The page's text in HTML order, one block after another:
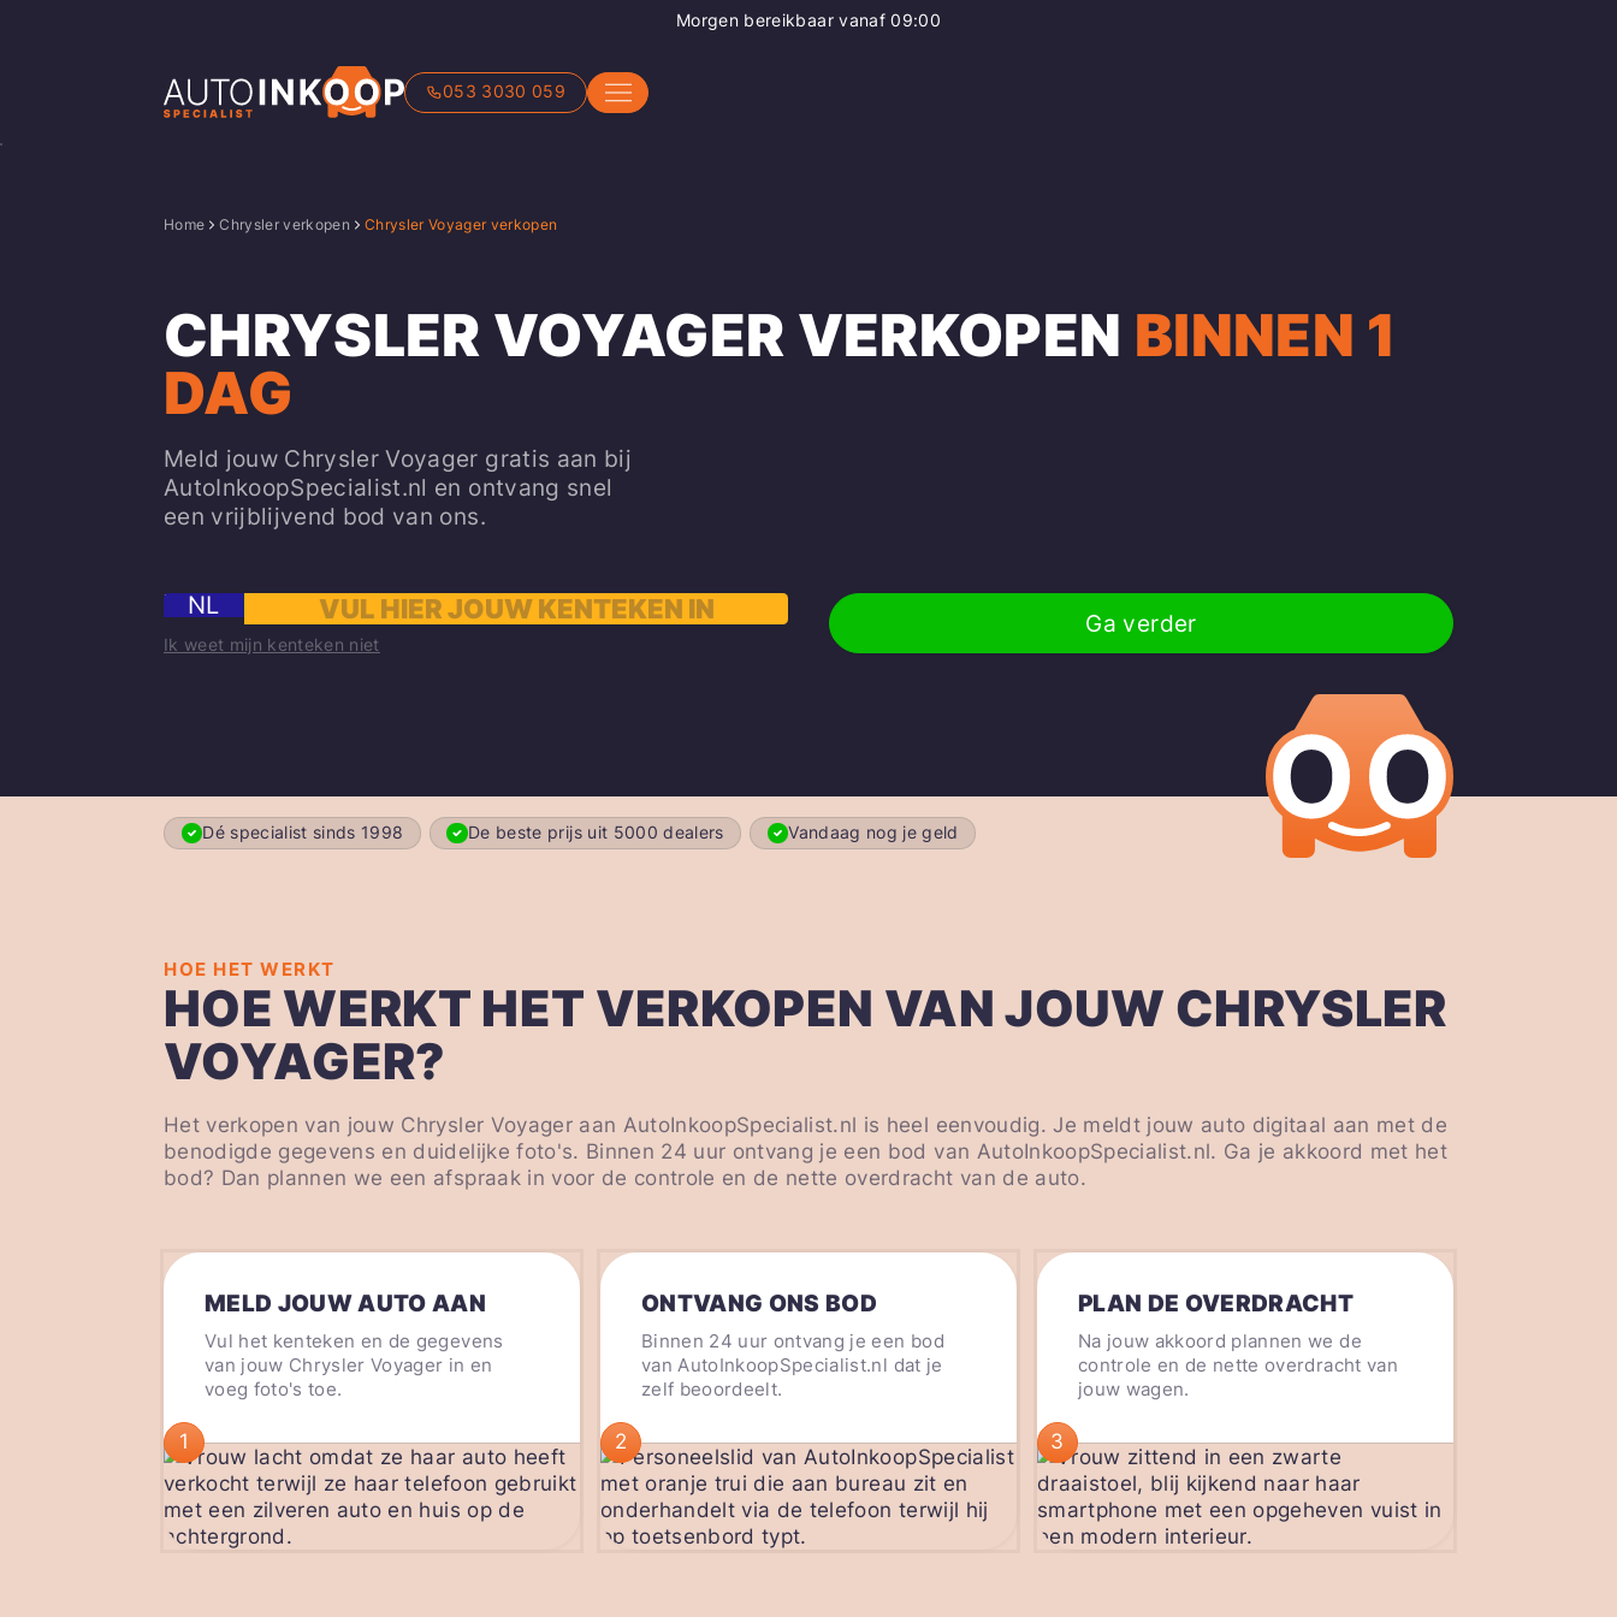
053 3030 059
Morgen bereikbaar vanaf 09:00
Home Chrysler verkopen Chrysler Voyager verkopen
CHRYSLER VOYAGER VERKOPEN BINNEN 1
DAG
Meld jouw Chrysler Voyager gratis aan bij
AutoInkoopSpecialist.nl en ontvang snel
een vrijblijvend bod van ons.
NL
Ik weet mijn kenteken niet
Ga verder
Dé specialist sinds 1998 De beste prijs uit 5000 dealers Vandaag nog je geld
HOE HET WERKT
HOE WERKT HET VERKOPEN VAN JOUW CHRYSLER
VOYAGER?
Het verkopen van jouw Chrysler Voyager aan AutoInkoopSpecialist.nl is heel eenvoudig. Je meldt jouw auto digitaal aan met de
benodigde gegevens en duidelijke foto's. Binnen 24 uur ontvang je een bod van AutoInkoopSpecialist.nl. Ga je akkoord met het
bod? Dan plannen we een afspraak in voor de controle en de nette overdracht van de auto.
MELD JOUW AUTO AAN
Vul het kenteken en de gegevens
van jouw Chrysler Voyager in en
voeg foto's toe.
1
ONTVANG ONS BOD
Binnen 24 uur ontvang je een bod
van AutoInkoopSpecialist.nl dat je
zelf beoordeelt.
2
PLAN DE OVERDRACHT
Na jouw akkoord plannen we de
controle en de nette overdracht van
jouw wagen.
3